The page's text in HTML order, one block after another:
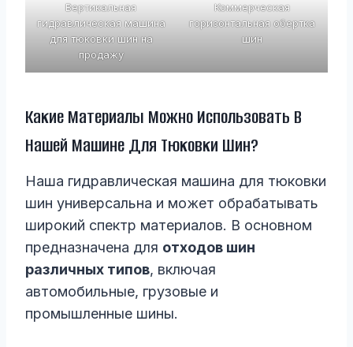
Вертикальная
гидравлическая машина
для тюковки шин на
продажу
Коммерческая
горизонтальная обертка
шин
Какие Материалы Можно Использовать В
Нашей Машине Для Тюковки Шин?
Наша гидравлическая машина для тюковки
шин универсальна и может обрабатывать
широкий спектр материалов. В основном
предназначена для отходов шин
различных типов, включая
автомобильные, грузовые и
промышленные шины.